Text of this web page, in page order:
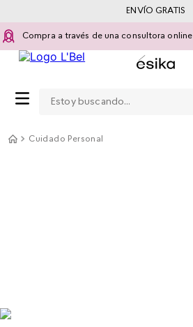
Compra a través de una consultora online
ENVÍO GRATIS
Cuidado Personal